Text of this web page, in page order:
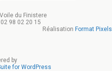
du Finistere
98 02 20 15
Réalisation Format Pixels
by
for WordPress